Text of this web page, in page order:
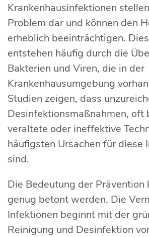
Krankenhausinfektionen
Problem dar und können den
erheblich beeinträchtigen.
entstehen häufig durch die
Bakterien und Viren, die in der
Krankenhausumgebung
Studien zeigen, dass
Desinfektionsmaßnahmen, oft
veraltete oder ineffektive
häufigsten Ursachen für diese
sind.
Die Bedeutung der Prävention
genug betont werden. Die
Infektionen beginnt mit der
Reinigung und Desinfektion